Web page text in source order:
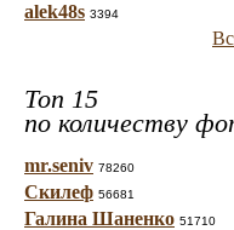
alek48s 3394
Топ 15
по количеству
mr.seniv 78260
Скилеф 56681
Галина Шаненко 51710